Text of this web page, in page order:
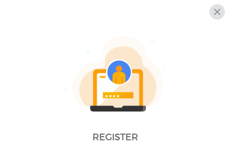
REGISTER